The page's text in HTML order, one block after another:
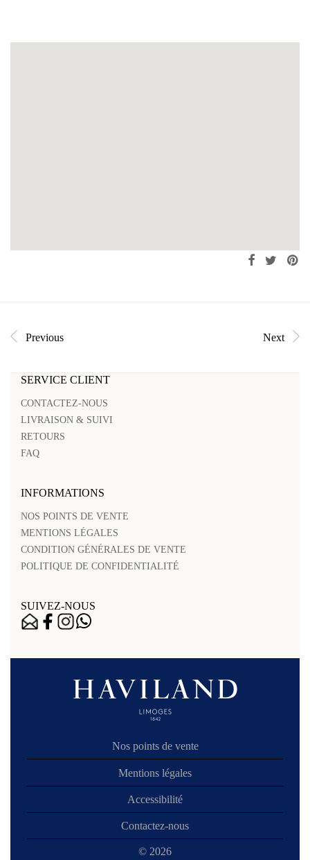
Previous Next
SERVICE CLIENT
CONTACTEZ-NOUS
LIVRAISON & SUIVI
RETOURS
FAQ
INFORMATIONS
NOS POINTS DE VENTE
MENTIONS LÉGALES
CONDITION GÉNÉRALES DE VENTE
POLITIQUE DE CONFIDENTIALITÉ
SUIVEZ-NOUS
Nos points de vente
Mentions légales
Accessibilité
Contactez-nous
© 2026